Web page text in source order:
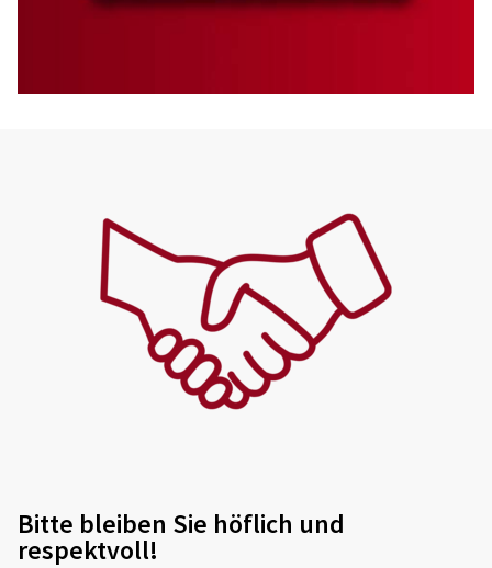
Bitte bleiben Sie höflich und
respektvoll!